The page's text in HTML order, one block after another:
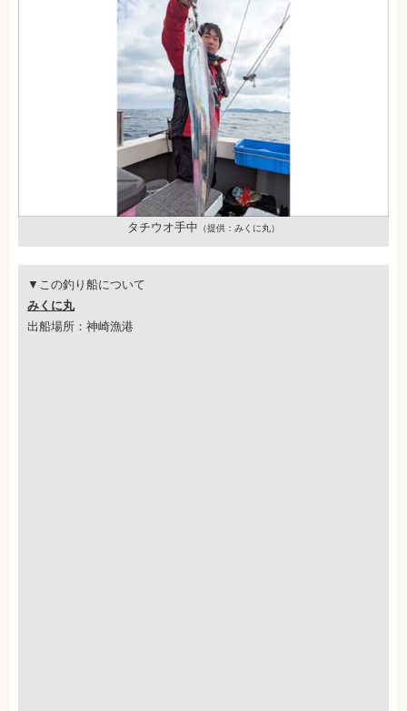
タチウオ手中 （提供：みくに丸）
▼この釣り船について
みくに丸
出船場所：神崎漁港